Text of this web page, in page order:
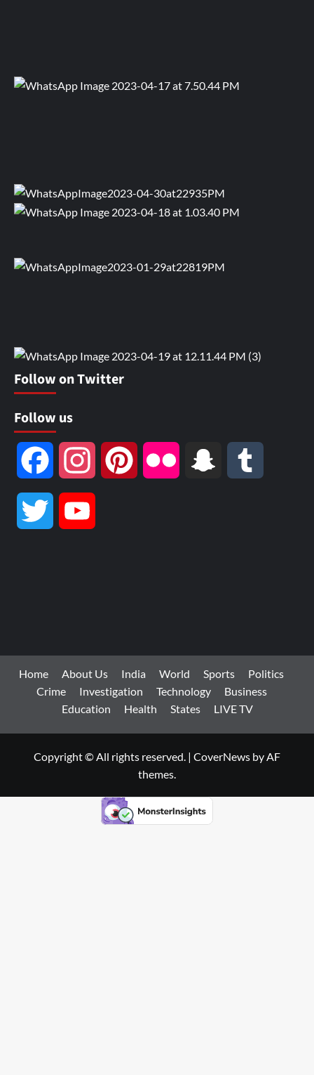
Follow on Twitter
Follow us
Facebook Instagram Pinterest Flickr Snapchat
Twitter
Home About Us India World Sports
Politics
Crime
Investigation Technology
Business
Education
Health States LIVE TV
Copyright © All rights reserved. | CoverNews by AF
themes.